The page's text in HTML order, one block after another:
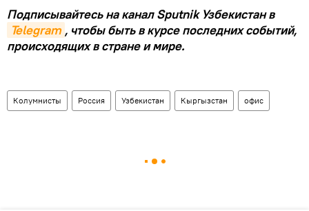
Подписывайтесь на канал Sputnik Узбекистан в
Telegram , чтобы быть в курсе последних событий,
происходящих в стране и мире.
Колумнисты Россия Узбекистан Кыргызстан офис